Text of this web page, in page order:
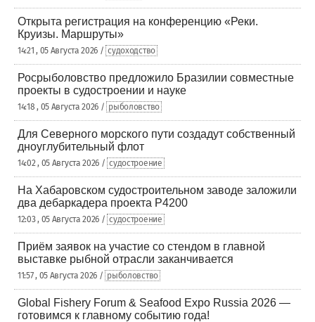
Открыта регистрация на конференцию «Реки.
Круизы. Маршруты»
14:21 , 05 Августа 2026 / судоходство
Росрыболовство предложило Бразилии совместные
проекты в судостроении и науке
14:18 , 05 Августа 2026 / рыболовство
Для Северного морского пути создадут собственный
дноуглубительный флот
14:02 , 05 Августа 2026 / судостроение
На Хабаровском судостроительном заводе заложили
два дебаркадера проекта Р4200
12:03 , 05 Августа 2026 / судостроение
Приём заявок на участие со стендом в главной
выставке рыбной отрасли заканчивается
11:57 , 05 Августа 2026 / рыболовство
Global Fishery Forum & Seafood Expo Russia 2026 —
готовимся к главному событию года!